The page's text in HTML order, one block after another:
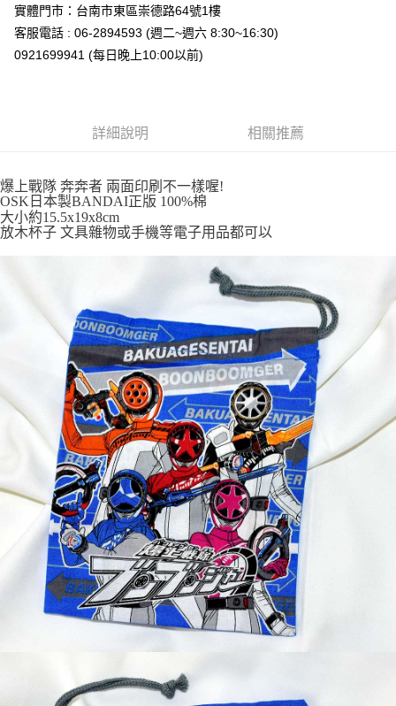
ATM付款
運送方式
付款後全家取貨
7-11取貨付款
每筆NT$65，滿NT$999(含以上)免運費
每筆NT$65，滿NT$999(含以上)免運費
每筆NT$100，滿NT$999(含以上)免運費
實體門市：台南市東區崇德路64號1樓
客服電話 : 06-2894593 (週二~週六 8:30~16:30)
0921699941 (每日晚上10:00以前)
詳細說明 相關推薦
爆上戰隊 奔奔者 兩面印刷不一樣喔!
OSK日本製BANDAI正版 100%棉
大小約15.5x19x8cm
放木杯子 文具雜物或手機等電子用品都可以